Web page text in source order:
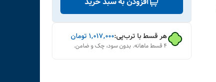
هر قسط با ترب‌پی:۱٬۰۱۷٬۰۰۰ تومان
۴ قسط ماهانه. بدون سود، چک و ضامن.